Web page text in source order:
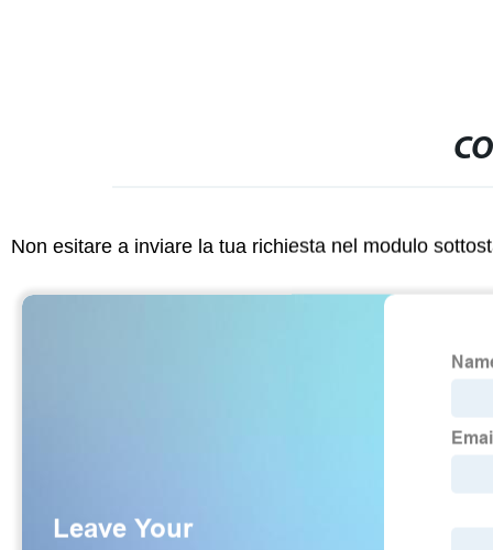
Non esitare a inviare la tua richiesta nel modulo